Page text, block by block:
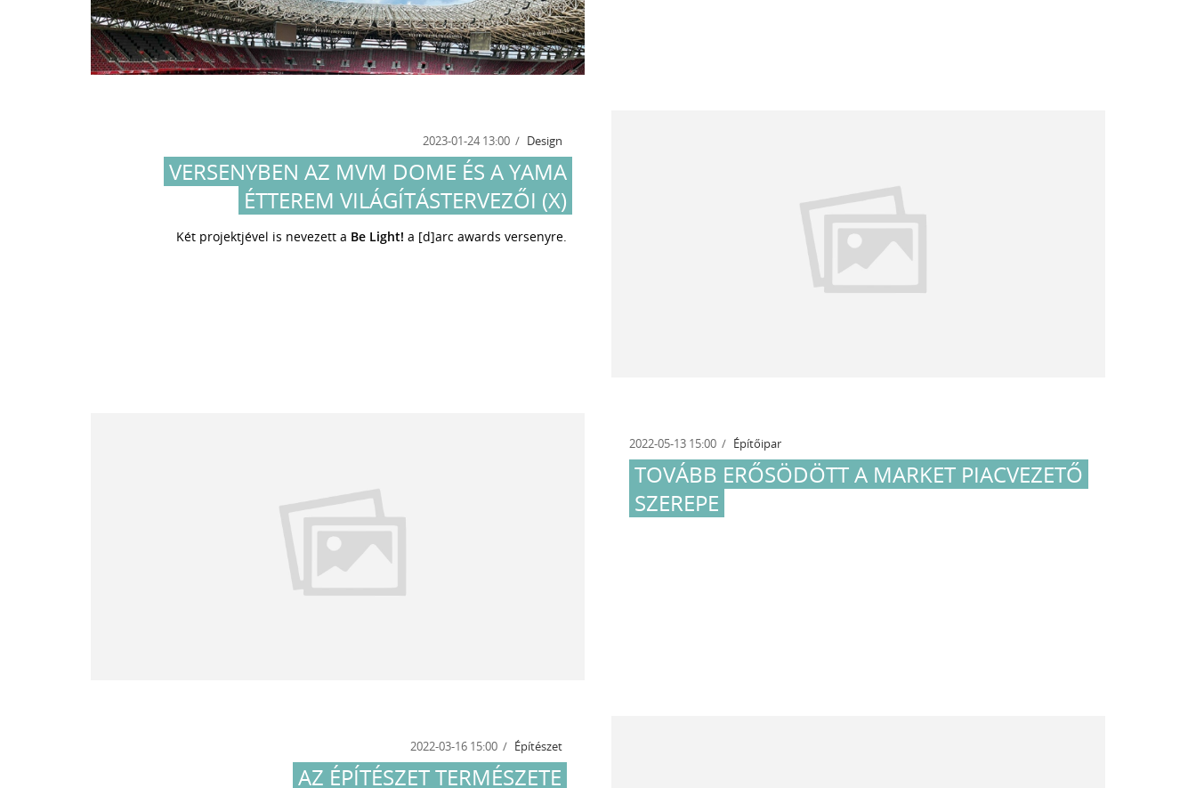
2023-01-24 13:00 Design
VERSENYBEN AZ MVM DOME ÉS A YAMA
ÉTTEREM VILÁGÍTÁSTERVEZŐI (X)
Két projektjével is nevezett a Be Light! a [d]arc awards versenyre.
2022-05-13 15:00 Építőipar
TOVÁBB ERŐSÖDÖTT A MARKET PIACVEZETŐ
SZEREPE
2022-03-16 15:00 Építészet
AZ ÉPÍTÉSZET TERMÉSZETE